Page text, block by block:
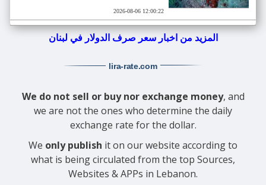
2026-08-06 12:00:22
المزيد من اخبار سعر صرف الدولار في لبنان
lira-rate.com
We do not sell or buy nor exchange money, and
we are not the ones who determine the daily
exchange rate for the dollar.
We only publish it on our website according to
what is being circulated from the top Sources,
Websites & APPs in Lebanon.